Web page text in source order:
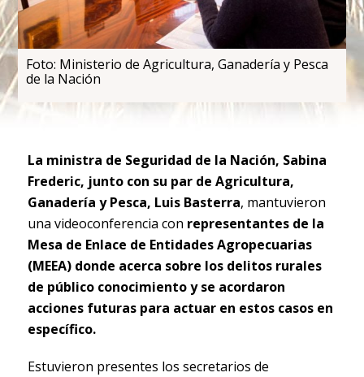
Foto: Ministerio de Agricultura, Ganadería y Pesca
de la Nación
La ministra de Seguridad de la Nación, Sabina
Frederic, junto con su par de Agricultura,
Ganadería y Pesca, Luis Basterra, mantuvieron
una videoconferencia con representantes de la
Mesa de Enlace de Entidades Agropecuarias
(MEEA) donde acerca sobre los delitos rurales
de público conocimiento y se acordaron
acciones futuras para actuar en estos casos en
específico.
Estuvieron presentes los secretarios de